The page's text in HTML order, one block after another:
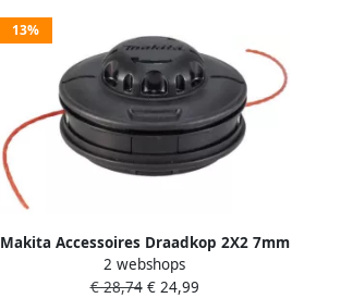
13%
Makita Accessoires Draadkop 2X2 7mm
M10x1 25lh 1911Y3-7
2 webshops
€ 28,74€ 24,99